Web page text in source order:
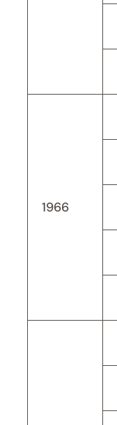
1966